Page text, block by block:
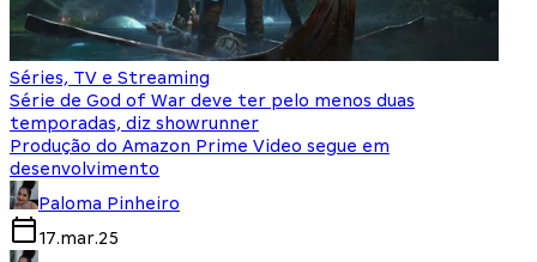
Séries, TV e Streaming
Série de God of War deve ter pelo menos duas
temporadas, diz showrunner
Produção do Amazon Prime Video segue em
desenvolvimento
Paloma Pinheiro
17.mar.25